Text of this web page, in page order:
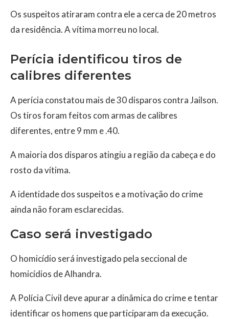
Os suspeitos atiraram contra ele a cerca de 20 metros
da residência. A vítima morreu no local.
Perícia identificou tiros de
calibres diferentes
A perícia constatou mais de 30 disparos contra Jailson.
Os tiros foram feitos com armas de calibres
diferentes, entre 9 mm e .40.
A maioria dos disparos atingiu a região da cabeça e do
rosto da vítima.
A identidade dos suspeitos e a motivação do crime
ainda não foram esclarecidas.
Caso será investigado
O homicídio será investigado pela seccional de
homicídios de Alhandra.
A Polícia Civil deve apurar a dinâmica do crime e tentar
identificar os homens que participaram da execução.